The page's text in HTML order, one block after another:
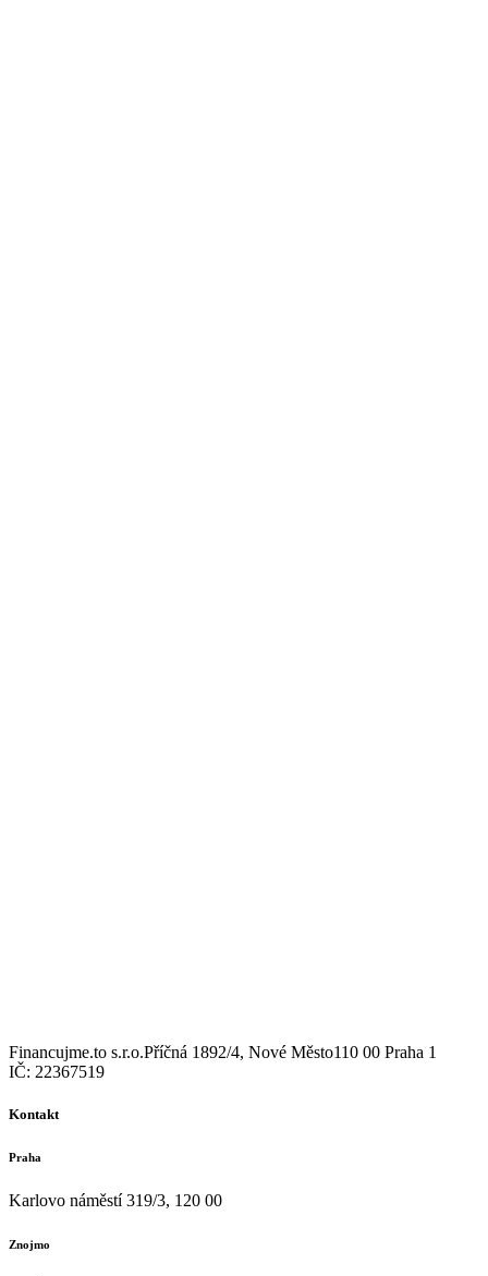
Financujme.to s.r.o.Příčná 1892/4, Nové Město110 00 Praha 1
IČ: 22367519
Kontakt
Praha
Karlovo náměstí 319/3, 120 00
Znojmo